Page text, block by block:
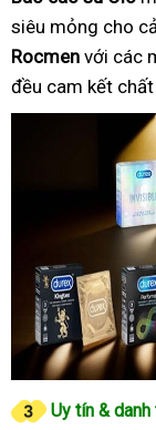
siêu mỏng cho
Rocmen với các
đều cam kết
Uy tín & danh